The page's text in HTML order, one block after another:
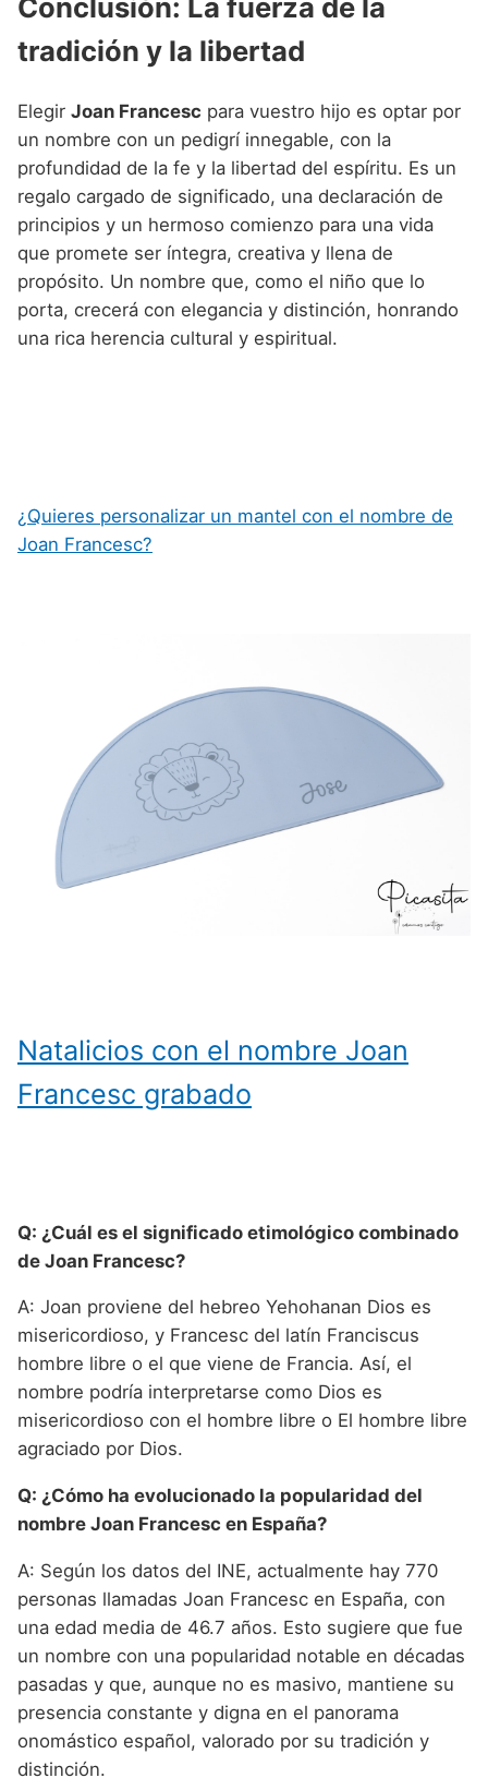
Conclusión: La fuerza de la
tradición y la libertad
Elegir Joan Francesc para vuestro hijo es optar por
un nombre con un pedigrí innegable, con la
profundidad de la fe y la libertad del espíritu. Es un
regalo cargado de significado, una declaración de
principios y un hermoso comienzo para una vida
que promete ser íntegra, creativa y llena de
propósito. Un nombre que, como el niño que lo
porta, crecerá con elegancia y distinción, honrando
una rica herencia cultural y espiritual.
¿Quieres personalizar un mantel con el nombre de
Joan Francesc?
Natalicios con el nombre Joan
Francesc grabado
Q: ¿Cuál es el significado etimológico combinado
de Joan Francesc?
A: Joan proviene del hebreo Yehohanan Dios es
misericordioso, y Francesc del latín Franciscus
hombre libre o el que viene de Francia. Así, el
nombre podría interpretarse como Dios es
misericordioso con el hombre libre o El hombre libre
agraciado por Dios.
Q: ¿Cómo ha evolucionado la popularidad del
nombre Joan Francesc en España?
A: Según los datos del INE, actualmente hay 770
personas llamadas Joan Francesc en España, con
una edad media de 46.7 años. Esto sugiere que fue
un nombre con una popularidad notable en décadas
pasadas y que, aunque no es masivo, mantiene su
presencia constante y digna en el panorama
onomástico español, valorado por su tradición y
distinción.